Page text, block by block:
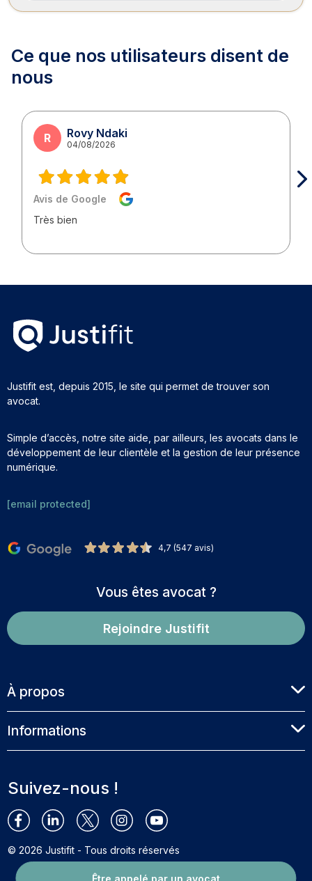
Être appelé par un avocat
Ce que nos utilisateurs disent de
nous
R Rovy Ndaki
04/08/2026
Avis de Google
Très bien
Justifit est, depuis 2015, le site qui permet de trouver son
avocat.
Simple d’accès, notre site aide, par ailleurs, les avocats dans le
développement de leur clientèle et la gestion de leur présence
numérique.
[email protected]
4,7 (547 avis)
Vous êtes avocat ?
Rejoindre Justifit
À propos
Informations
Suivez-nous !
© 2026 Justifit - Tous droits réservés